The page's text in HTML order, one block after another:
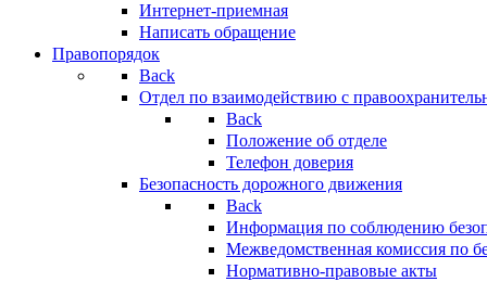
Интернет-приемная
Написать обращение
Правопорядок
Back
Отдел по взаимодействию с
Back
Положение об отделе
Телефон доверия
Безопасность дорожного движения
Back
Информация по соблюдению
Межведомственная комиссия по
Нормативно-правовые акты